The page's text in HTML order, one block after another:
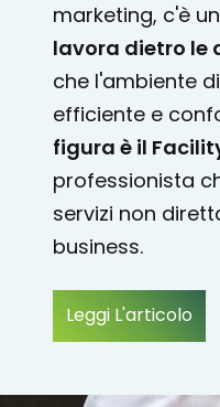
marketing, c'è
lavora dietro le
che l'ambiente
efficiente e
figura è il
professionista
servizi non
business.
Leggi L'articolo